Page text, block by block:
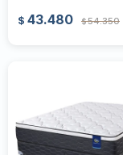
$ 43.480 $54.350